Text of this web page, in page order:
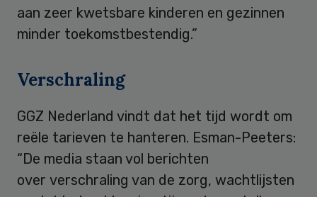
aan zeer kwetsbare kinderen en gezinnen
minder toekomstbestendig.”
Verschraling
GGZ Nederland vindt dat het tijd wordt om
reële tarieven te hanteren. Esman-Peeters:
“De media staan vol berichten
over verschraling van de zorg, wachtlijsten